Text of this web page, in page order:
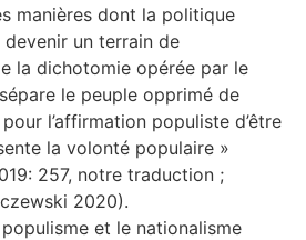
manières dont la politique
un terrain de
la dichotomie opérée par le
le peuple opprimé de
pour l’affirmation populiste d’être
la volonté populaire »
257, notre traduction ;
2020).
et le nationalisme